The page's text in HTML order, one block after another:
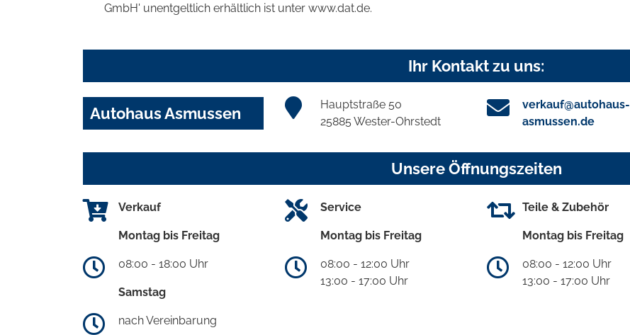
GmbH' unentgeltlich erhältlich ist unter www.dat.de.
Ihr Kontakt zu uns:
Autohaus Asmussen
Hauptstraße 50
25885 Wester-Ohrstedt
verkauf@autohaus-
asmussen.de
Unsere Öffnungszeiten
Verkauf
Montag bis Freitag
08:00 - 18:00 Uhr
Samstag
nach Vereinbarung
Service
Montag bis Freitag
08:00 - 12:00 Uhr
13:00 - 17:00 Uhr
Teile & Zubehör
Montag bis Freitag
08:00 - 12:00 Uhr
13:00 - 17:00 Uhr